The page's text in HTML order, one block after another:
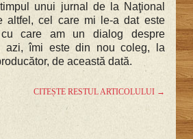
unui jurnal de la Naţional
altfel, cel care mi le-a dat este
cu care am un dialog despre
azi, îmi este din nou coleg, la
de această dată.
CITEȘTE RESTUL ARTICOLULUI →